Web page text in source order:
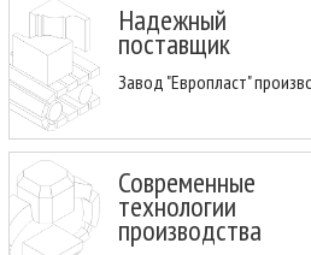
Надежный
поставщик
Завод "Европласт"
Современные
технологии
производства